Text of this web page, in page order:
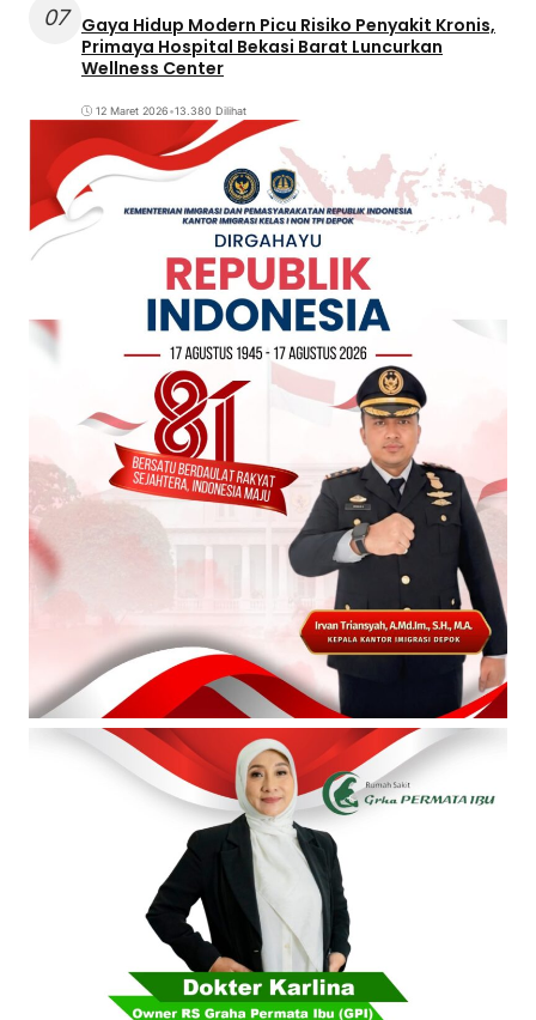
07
Gaya Hidup Modern Picu Risiko Penyakit Kronis,
Primaya Hospital Bekasi Barat Luncurkan
Wellness Center
12 Maret 2026•13.380 Dilihat